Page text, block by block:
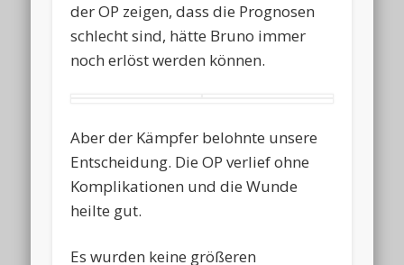
der OP zeigen, dass die Prognosen
schlecht sind, hätte Bruno immer
noch erlöst werden können.
Aber der Kämpfer belohnte unsere
Entscheidung. Die OP verlief ohne
Komplikationen und die Wunde
heilte gut.
Es wurden keine größeren